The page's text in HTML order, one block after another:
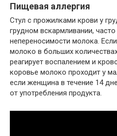
Пищевая аллергия
Стул с прожилками крови у
грудном вскармливании,
непереносимости молока.
молоко в больших
реагирует воспалением и
коровье молоко проходит у
если женщина в течение 14
от употребления продукта.